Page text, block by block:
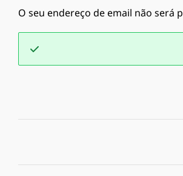
O seu endereço de email não será